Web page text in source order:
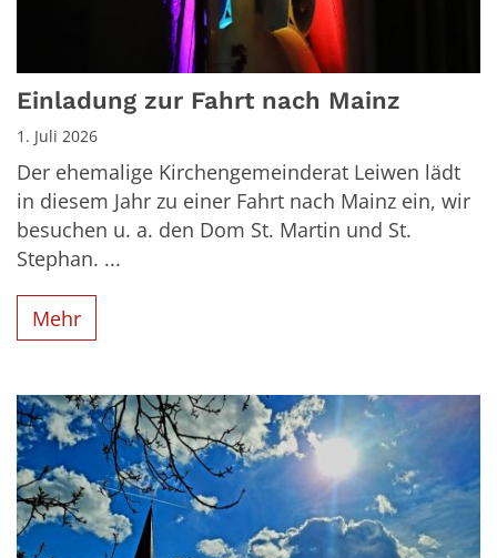
Einladung zur Fahrt nach Mainz
1. Juli 2026
Der ehemalige Kirchengemeinderat Leiwen lädt
in diesem Jahr zu einer Fahrt nach Mainz ein, wir
besuchen u. a. den Dom St. Martin und St.
Stephan. ...
Mehr